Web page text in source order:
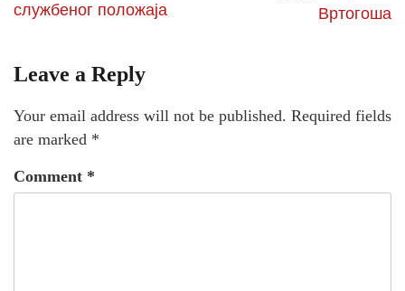
службеног положаја
Вртогоша
Leave a Reply
Your email address will not be published. Required fields
are marked *
Comment *